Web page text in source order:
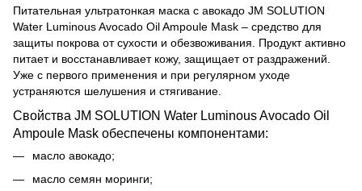
Питательная ультратонкая маска с авокадо JM SOLUTION
Water Luminous Avocado Oil Ampoule Mask – средство для
защиты покрова от сухости и обезвоживания. Продукт активно
питает и восстанавливает кожу, защищает от раздражений.
Уже с первого применения и при регулярном уходе
устраняются шелушения и стягивание.
Свойства JM SOLUTION Water Luminous Avocado Oil
Ampoule Mask обеспечены компонентами:
масло авокадо;
масло семян моринги;